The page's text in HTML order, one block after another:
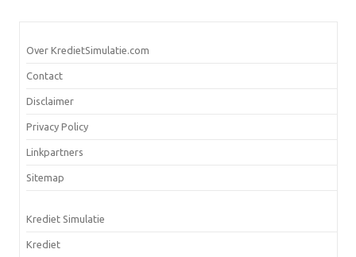
Over KredietSimulatie.com
Contact
Disclaimer
Privacy Policy
Linkpartners
Sitemap
Krediet Simulatie
Krediet